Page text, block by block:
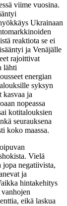
viime vuosina.
Ukrainaan
reaktiota se ei
ja Venäjälle
rajoittivat
lähti
energian
syksyn
kasvaa ja
nopeassa
kotitalouksien
seurauksena
koko maassa.
Vielä
negatiivista,
ja
hintakehitys
eikä laskua